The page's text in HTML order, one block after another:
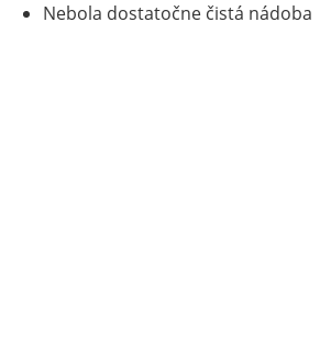
Nebola dostatočne čistá nádoba